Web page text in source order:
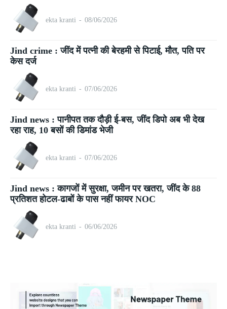
ekta kranti - 08/06/2026
Jind crime : जींद में पत्नी की बेरहमी से पिटाई, मौत, पति पर
केस दर्ज
ekta kranti - 07/06/2026
Jind news : पानीपत तक दौड़ी ई-बस, जींद डिपो अब भी देख
रहा राह, 10 बसों की डिमांड भेजी
ekta kranti - 07/06/2026
Jind news : कागजों में सुरक्षा, जमीन पर खतरा, जींद के 88
प्रतिशत होटल-ढाबों के पास नहीं फायर NOC
ekta kranti - 06/06/2026